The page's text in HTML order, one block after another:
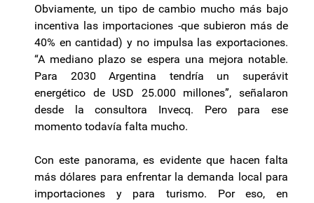
Obviamente, un tipo de cambio mucho más bajo
incentiva las importaciones -que subieron más de
40% en cantidad) y no impulsa las exportaciones.
“A mediano plazo se espera una mejora notable.
Para 2030 Argentina tendría un superávit
energético de USD 25.000 millones”, señalaron
desde la consultora Invecq. Pero para ese
momento todavía falta mucho.
Con este panorama, es evidente que hacen falta
más dólares para enfrentar la demanda local para
importaciones y para turismo. Por eso, en